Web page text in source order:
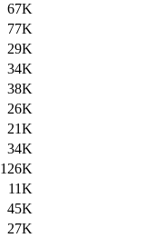
67K
77K
29K
34K
38K
26K
21K
34K
126K
11K
45K
27K